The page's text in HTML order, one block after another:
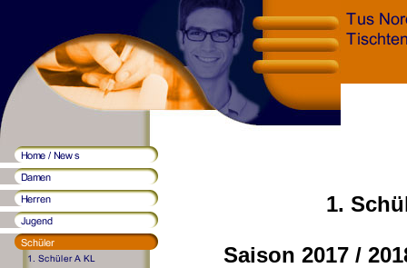
1.
Saison 2017 /